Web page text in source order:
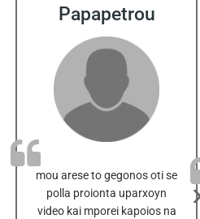
Papapetrou
mou arese to gegonos oti se
polla proionta uparxoyn
video kai mporei kapoios na